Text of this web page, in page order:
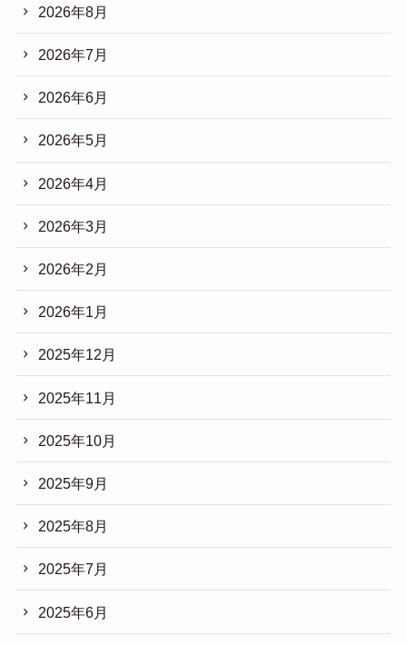
2026年8月
2026年7月
2026年6月
2026年5月
2026年4月
2026年3月
2026年2月
2026年1月
2025年12月
2025年11月
2025年10月
2025年9月
2025年8月
2025年7月
2025年6月